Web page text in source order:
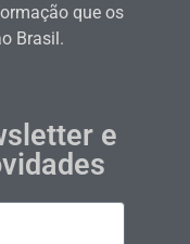
que os
Brasil.
e